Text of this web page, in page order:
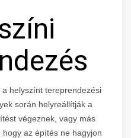
helyszínt tereprendezési
során helyreállítják a
végeznek, vagy más
az építés ne hagyjon